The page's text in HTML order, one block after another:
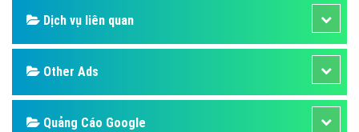
Dịch vụ liên quan
Other Ads
Quảng Cáo Google